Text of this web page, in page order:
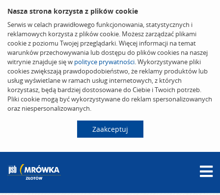
Nasza strona korzysta z plików cookie
Serwis w celach prawidłowego funkcjonowania, statystycznych i
reklamowych korzysta z plików cookie. Możesz zarządzać plikami
cookie z poziomu Twojej przeglądarki. Więcej informacji na temat
warunków przechowywania lub dostępu do plików cookies na naszej
witrynie znajduje się w polityce prywatności. Wykorzystywane pliki
cookies zwiększają prawdopodobieństwo, że reklamy produktów lub
usług wyświetlane w ramach usług internetowych, z których
korzystasz, będą bardziej dostosowane do Ciebie i Twoich potrzeb.
Pliki cookie mogą być wykorzystywane do reklam spersonalizowanych
oraz niespersonalizowanych.
Zaakceptuj